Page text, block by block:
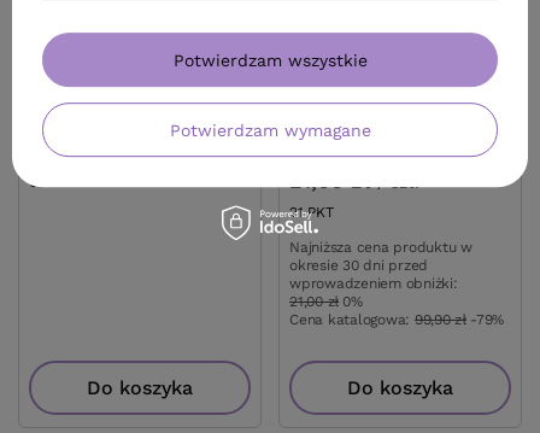
Blade Ice spray 400 ml
Moser
69,00 zł
(6,90 zł / 100ml)
69
Do koszyka
OFERTA
Zestaw nasadek Moser
Chrom2style
magnetycznych 6, 9, 12
mm 3 sztuki
21PKTpunktów
Najniższa cena produktu w
okresie 30 dni przed
wprowadzeniem obniżki:
21,00 zł 0%
Cena katalogowa: 99,90 zł -79%
Do koszyka
Potwierdzam wymagane
Potwierdzam wszystkie